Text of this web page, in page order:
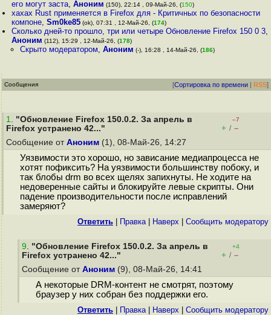
его могут заста,Аноним (150), 22:14 , 09-Май-26, (150)
хахах Rust применяется в Firefox для - Критичных по безопасности
компоне,Sm0ke85 (ok), 07:31 , 12-Май-26, (174)
Сколько дней-то прошло, три или четыре Обновление Firefox 150 0 3,
Аноним (112), 15:29 , 12-Май-26, (178)
Скрыто модератором, Аноним (-), 16:28 , 14-Май-26, (186)
Сообщения [Сортировка по времени | RSS]
1. "Обновление Firefox 150.0.2. За апрель в
Firefox устранено 42..."
–7
+ / –
Сообщение от Аноним (1), 08-Май-26, 14:27
Уязвимости это хорошо, но зависание медиапроцесса не
хотят пофиксить? На уязвимости большинству побоку, и
так блобы drm во всех щелях запихнуты. Не ходите на
недоверенные сайты и блокируйте левые скрипты. Они
падение производительности после исправлений
замеряют?
Ответить Правка| Наверх Cообщить модератору
9. "Обновление Firefox 150.0.2. За апрель в
Firefox устранено 42..."
+4
+ / –
Сообщение от Аноним (9), 08-Май-26, 14:41
А некоторые DRM-контент не смотрят, поэтому
браузер у них собран без поддержки его.
Ответить Правка| Наверх Cообщить модератору